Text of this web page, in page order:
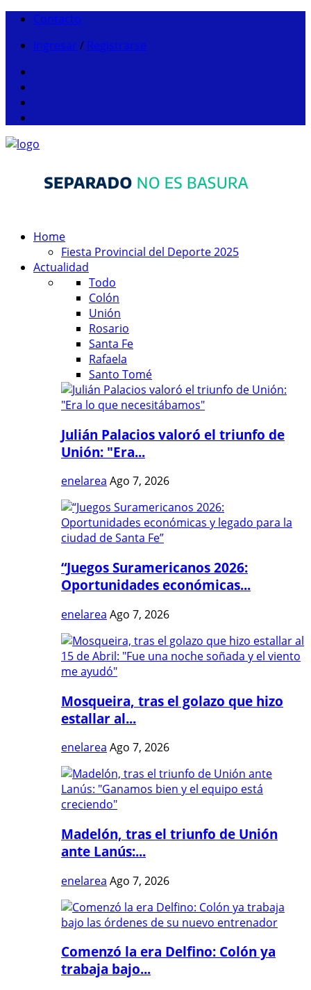
Contacto
Ingresar / Registrarse
Home
Fiesta Provincial del Deporte 2025
Actualidad
Todo
Colón
Unión
Rosario
Santa Fe
Rafaela
Santo Tomé
Julián Palacios valoró el triunfo de
Unión: "Era...
enelarea Ago 7, 2026
“Juegos Suramericanos 2026:
Oportunidades económicas...
enelarea Ago 7, 2026
Mosqueira, tras el golazo que hizo
estallar al...
enelarea Ago 7, 2026
Madelón, tras el triunfo de Unión
ante Lanús:...
enelarea Ago 7, 2026
Comenzó la era Delfino: Colón ya
trabaja bajo...